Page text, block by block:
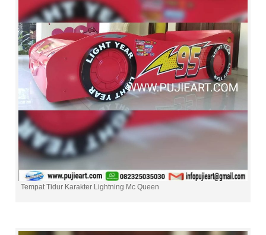
Tempat Tidur Karakter Lightning Mc Queen